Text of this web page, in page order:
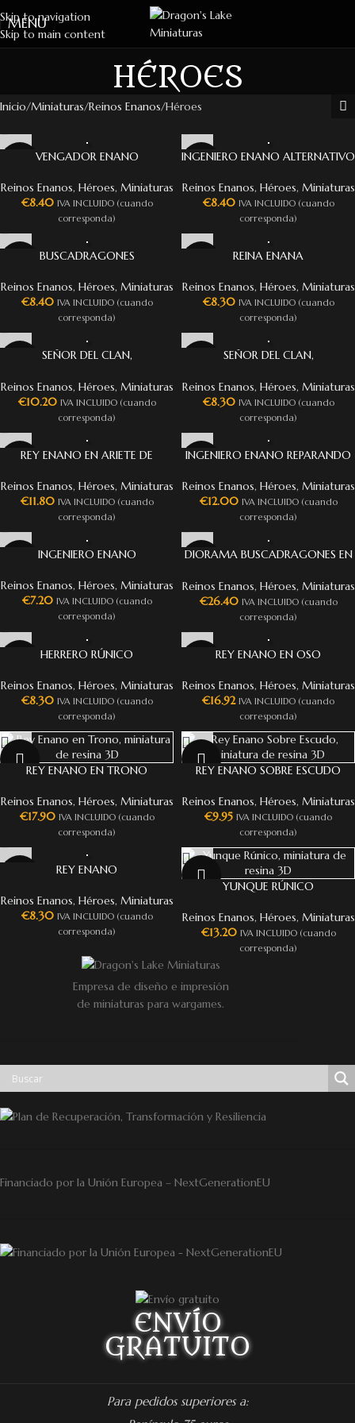
Skip to navigation
Skip to main content
MENU
HÉROES
Inicio Miniaturas Reinos Enanos Héroes
VENGADOR ENANO
Reinos Enanos, Héroes, Miniaturas
€8.40 IVA INCLUIDO (cuando
corresponda)
INGENIERO ENANO ALTERNATIVO
Reinos Enanos, Héroes, Miniaturas
€8.40 IVA INCLUIDO (cuando
corresponda)
BUSCADRAGONES
Reinos Enanos, Héroes, Miniaturas
€8.40 IVA INCLUIDO (cuando
corresponda)
REINA ENANA
Reinos Enanos, Héroes, Miniaturas
€8.30 IVA INCLUIDO (cuando
corresponda)
SEÑOR DEL CLAN,
SOBRE ESCUDO
Reinos Enanos, Héroes, Miniaturas
€10.20 IVA INCLUIDO (cuando
corresponda)
SEÑOR DEL CLAN,
Reinos Enanos, Héroes, Miniaturas
€8.30 IVA INCLUIDO (cuando
corresponda)
REY ENANO EN ARIETE DE
Reinos Enanos, Héroes, Miniaturas
€11.80 IVA INCLUIDO (cuando
corresponda)
INGENIERO ENANO REPARANDO
Reinos Enanos, Héroes, Miniaturas
€12.00 IVA INCLUIDO (cuando
corresponda)
INGENIERO ENANO
Reinos Enanos, Héroes, Miniaturas
€7.20 IVA INCLUIDO (cuando
corresponda)
DIORAMA BUSCADRAGONES EN
Reinos Enanos, Héroes, Miniaturas
€26.40 IVA INCLUIDO (cuando
corresponda)
HERRERO RÚNICO
Reinos Enanos, Héroes, Miniaturas
€8.30 IVA INCLUIDO (cuando
corresponda)
REY ENANO EN OSO
Reinos Enanos, Héroes, Miniaturas
€16.92 IVA INCLUIDO (cuando
corresponda)
REY ENANO EN TRONO
Reinos Enanos, Héroes, Miniaturas
€17.90 IVA INCLUIDO (cuando
corresponda)
REY ENANO SOBRE ESCUDO
Reinos Enanos, Héroes, Miniaturas
€9.95 IVA INCLUIDO (cuando
corresponda)
REY ENANO
Reinos Enanos, Héroes, Miniaturas
€8.30 IVA INCLUIDO (cuando
corresponda)
YUNQUE RÚNICO
Reinos Enanos, Héroes, Miniaturas
€13.20 IVA INCLUIDO (cuando
corresponda)
Empresa de diseño e impresión
de miniaturas para wargames.
Financiado por la Unión Europea – NextGenerationEU
ENVÍO
GRATUITO
Para pedidos superiores a: